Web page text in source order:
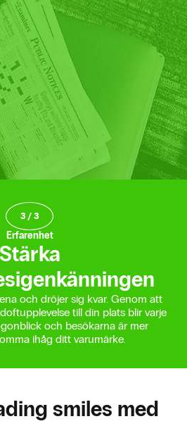
3 / 3
Erfarenhet
Stärka
och dröjer sig kvar. Genom att
till din plats blir varje
och besökarna är mer
ihåg ditt varumärke.
smiles med